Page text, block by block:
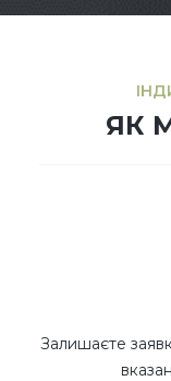
ЯК
Залишаєте